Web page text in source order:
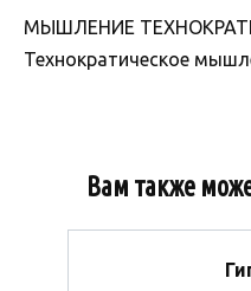
МЫШЛЕНИЕ
Технократическое
Вам также